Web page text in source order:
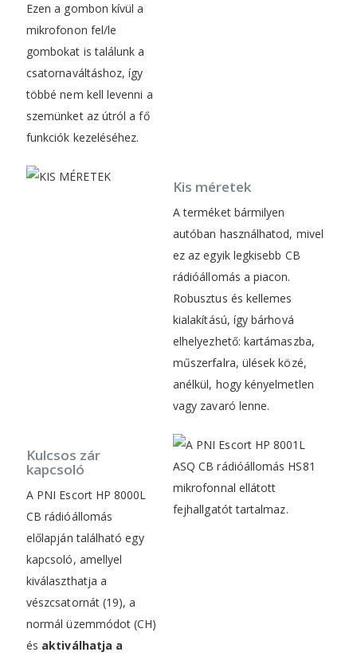
Ezen a gombon kívül a
mikrofonon fel/le
gombokat is találunk a
csatornaváltáshoz, így
többé nem kell levenni a
szemünket az útról a fő
funkciók kezeléséhez.
Kis méretek
A terméket bármilyen
autóban használhatod, mivel
ez az egyik legkisebb CB
rádióállomás a piacon.
Robusztus és kellemes
kialakítású, így bárhová
elhelyezhető: kartámaszba,
műszerfalra, ülések közé,
anélkül, hogy kényelmetlen
vagy zavaró lenne.
Kulcsos zár
kapcsoló
A PNI Escort HP 8000L
CB rádióállomás
előlapján található egy
kapcsoló, amellyel
kiválaszthatja a
vészcsatornát (19), a
normál üzemmódot (CH)
és aktiválhatja a